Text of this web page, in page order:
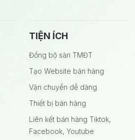
TIỆN ÍCH
Đồng bộ sàn TMĐT
Tạo Website bán hàng
Vận chuyển dễ dàng
Thiết bị bán hàng
Liên kết bán hàng Tiktok,
Facebook, Youtube